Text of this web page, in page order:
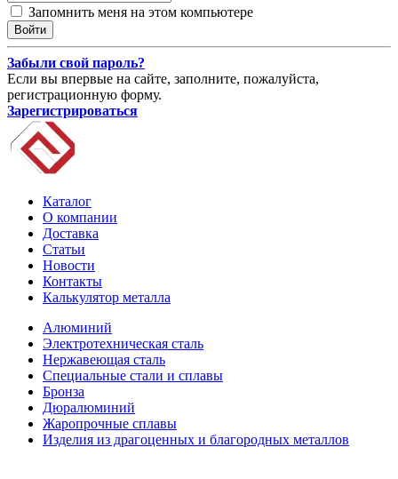
Запомнить меня на этом компьютере
Забыли свой пароль?
Если вы впервые на сайте, заполните, пожалуйста,
регистрационную форму.
Зарегистрироваться
Каталог
О компании
Доставка
Статьи
Новости
Контакты
Калькулятор металла
Алюминий
Электротехническая сталь
Нержавеющая сталь
Специальные стали и сплавы
Бронза
Дюралюминий
Жаропрочные сплавы
Изделия из драгоценных и благородных металлов